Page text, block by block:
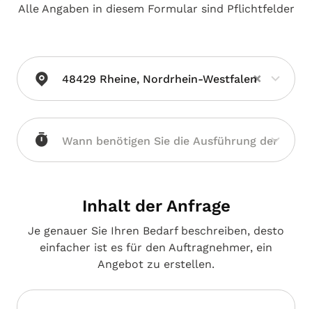
Alle Angaben in diesem Formular sind Pflichtfelder
48429 Rheine, Nordrhein-Westfalen×
Inhalt der Anfrage
Je genauer Sie Ihren Bedarf beschreiben, desto
einfacher ist es für den Auftragnehmer, ein
Angebot zu erstellen.